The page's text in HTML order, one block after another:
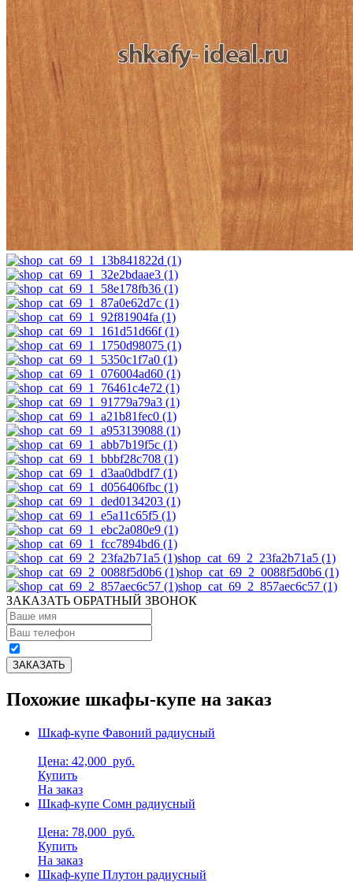
shop_cat_69_2_23fa2b71a5 (1)
shop_cat_69_2_0088f5d0b6 (1)
shop_cat_69_2_857aec6c57 (1)
ЗАКАЗАТЬ ОБРАТНЫЙ ЗВОНОК
Похожие шкафы-купе на заказ
Шкаф-купе Фавоний радиусный
Цена: 42,000 руб.
Купить
На заказ
Шкаф-купе Сомн радиусный
Цена: 78,000 руб.
Купить
На заказ
Шкаф-купе Плутон радиусный